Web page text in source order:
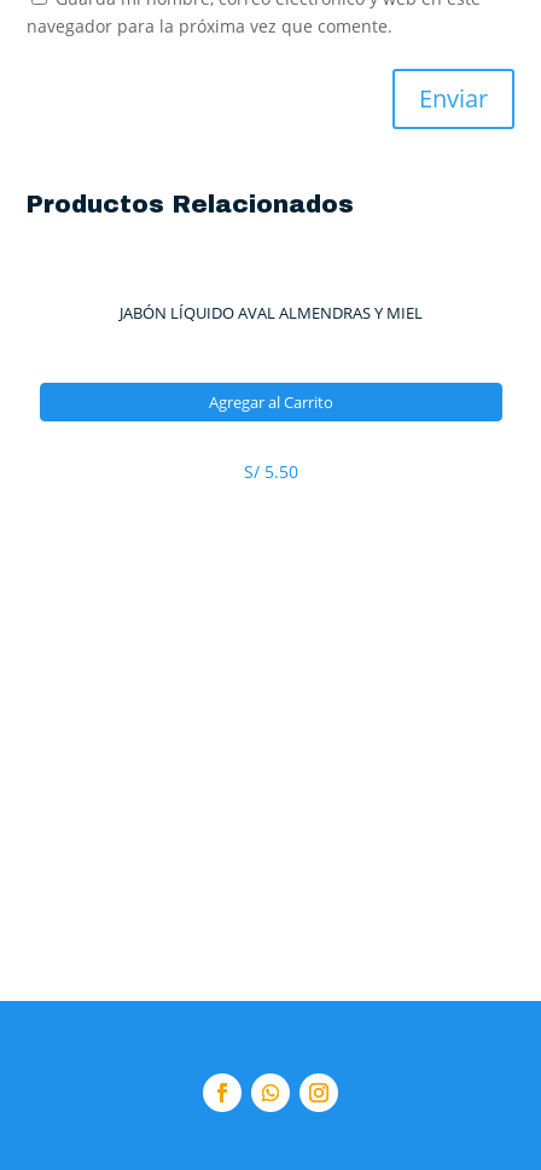
navegador para la próxima vez que comente.
Productos Relacionados
JABÓN LÍQUIDO AVAL ALMENDRAS Y MIEL
Agregar al Carrito
S/5.50